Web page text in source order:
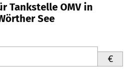
Tankstelle OMV in
See
€